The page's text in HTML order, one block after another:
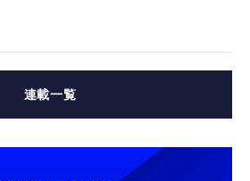
連載一覧